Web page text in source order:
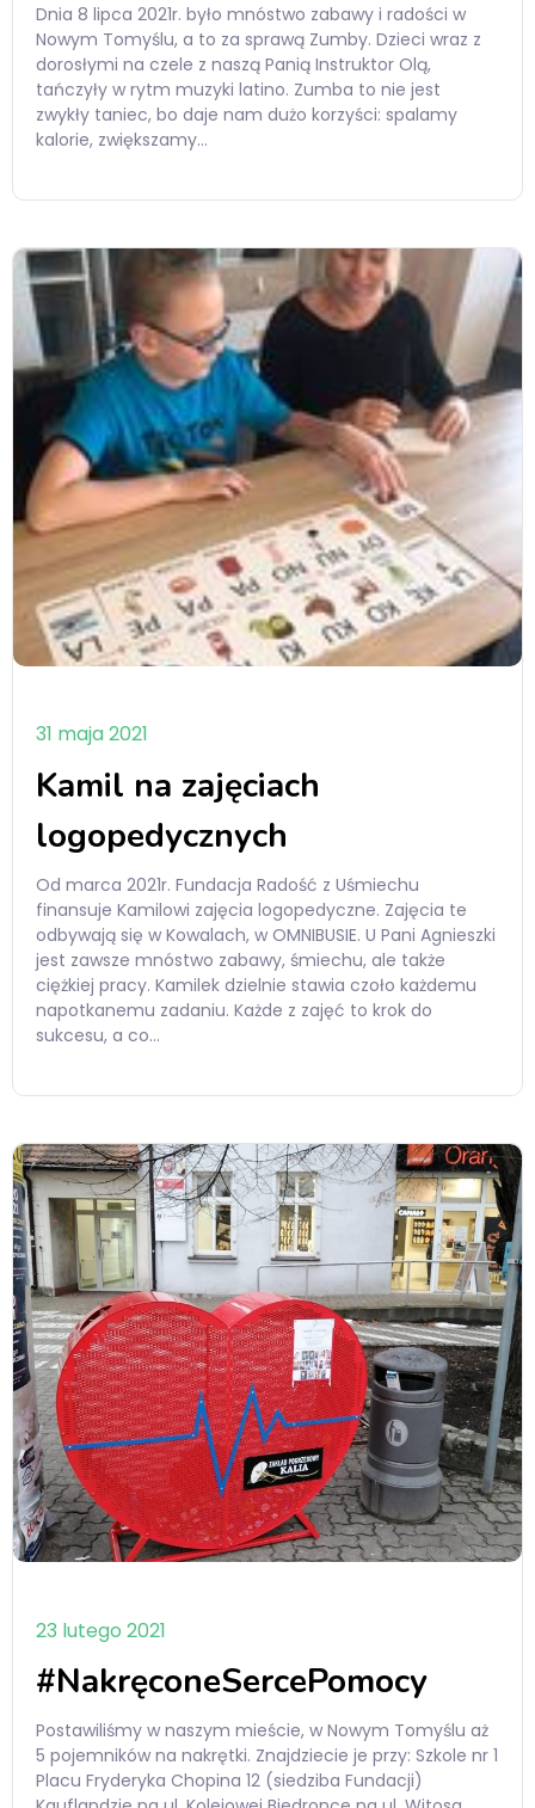
Dnia 8 lipca 2021r. było mnóstwo zabawy i radości w
Nowym Tomyślu, a to za sprawą Zumby. Dzieci wraz z
dorosłymi na czele z naszą Panią Instruktor Olą,
tańczyły w rytm muzyki latino. Zumba to nie jest
zwykły taniec, bo daje nam dużo korzyści: spalamy
kalorie, zwiększamy…
31 maja 2021
Kamil na zajęciach
logopedycznych
Od marca 2021r. Fundacja Radość z Uśmiechu
finansuje Kamilowi zajęcia logopedyczne. Zajęcia te
odbywają się w Kowalach, w OMNIBUSIE. U Pani Agnieszki
jest zawsze mnóstwo zabawy, śmiechu, ale także
ciężkiej pracy. Kamilek dzielnie stawia czoło każdemu
napotkanemu zadaniu. Każde z zajęć to krok do
sukcesu, a co…
23 lutego 2021
#NakręconeSercePomocy
Postawiliśmy w naszym mieście, w Nowym Tomyślu aż
5 pojemników na nakrętki. Znajdziecie je przy: Szkole nr 1
Placu Fryderyka Chopina 12 (siedziba Fundacji)